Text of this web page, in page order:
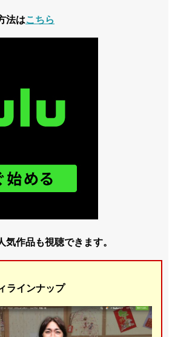
法はこちら
作品も視聴できます。
ラインナップ